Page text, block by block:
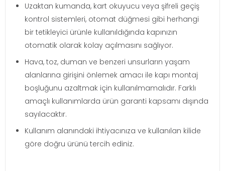
Uzaktan kumanda, kart okuyucu veya şifreli geçiş
kontrol sistemleri, otomat düğmesi gibi herhangi
bir tetikleyici ürünle kullanıldığında kapınızın
otomatik olarak kolay açılmasını sağlıyor.
Hava, toz, duman ve benzeri unsurların yaşam
alanlarına girişini önlemek amacı ile kapı montaj
boşluğunu azaltmak için kullanılmamalıdır. Farklı
amaçlı kullanımlarda ürün garanti kapsamı dışında
sayılacaktır.
Kullanım alanındaki ihtiyacınıza ve kullanılan kilide
göre doğru ürünü tercih ediniz.